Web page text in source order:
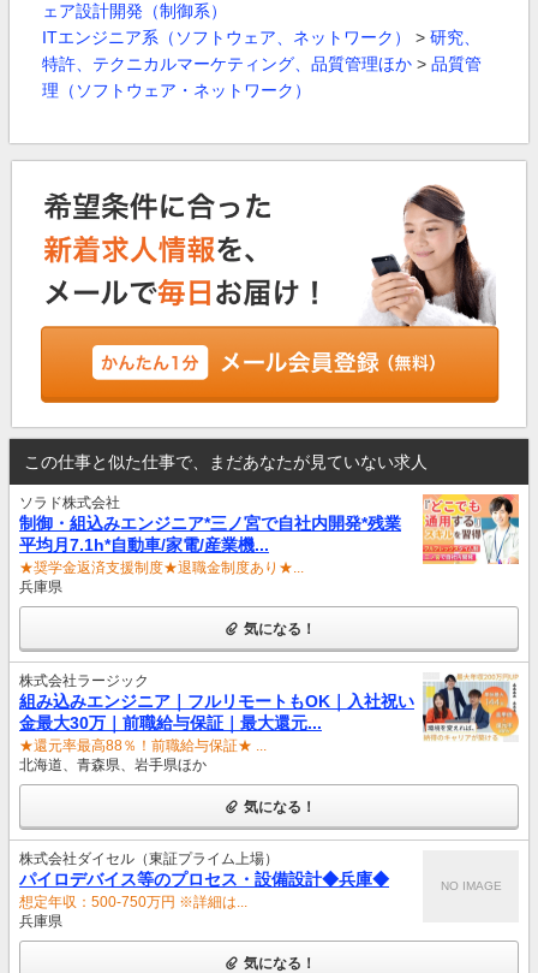
ェア設計開発（制御系）
ITエンジニア系（ソフトウェア、ネットワーク）
> 研究、
特許、テクニカルマーケティング、品質管理ほか > 品質管
理（ソフトウェア・ネットワーク）
この仕事と似た仕事で、まだあなたが見ていない求人
ソラド株式会社
制御・組込みエンジニア*三ノ宮で自社内開発*残業
平均月7.1h*自動車/家電/産業機...
★奨学金返済支援制度★退職金制度あり★...
兵庫県
気になる！
株式会社ラージック
組み込みエンジニア｜フルリモートもOK｜入社祝い
金最大30万｜前職給与保証｜最大還元...
★還元率最高88％！前職給与保証★ ...
北海道、青森県、岩手県ほか
気になる！
株式会社ダイセル（東証プライム上場）
パイロデバイス等のプロセス・設備設計◆兵庫◆
想定年収：500-750万円 ※詳細は...
兵庫県
NO IMAGE
気になる！